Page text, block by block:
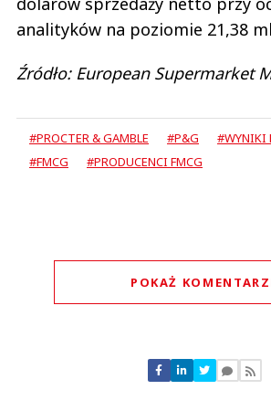
analityków na poziomie 21,38
Źródło: European Supermarket
#PROCTER & GAMBLE #P&G
#WYNIKI
#FMCG
#PRODUCENCI FMCG
POKAŻ
Nie znaleziono komentarzy
Zostaw swoje